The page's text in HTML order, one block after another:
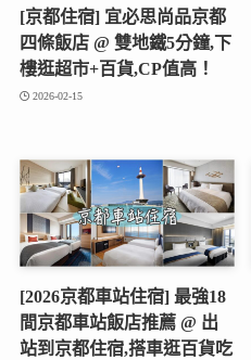
[京都住宿] 宜必思尚品京都
四條飯店 @ 雙地鐵5分鐘,下
樓逛超市+百貨,CP值高！
2026-02-15
[2026京都車站住宿] 最強18
間京都車站飯店推薦 @ 出
站到京都住宿,搭車逛百貨吃